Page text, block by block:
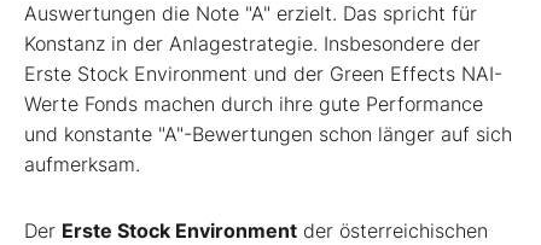
Auswertungen die Note "A" erzielt. Das spricht für
Konstanz in der Anlagestrategie. Insbesondere der
Erste Stock Environment und der Green Effects NAI-
Werte Fonds machen durch ihre gute Performance
und konstante "A"-Bewertungen schon länger auf sich
aufmerksam.
Der Erste Stock Environment der österreichischen